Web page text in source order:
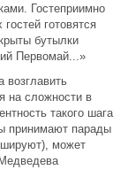
Гостеприимно
готовятся
бутылки
Первомай...»
возглавить
на сложности в
такого шага
принимают парады
может